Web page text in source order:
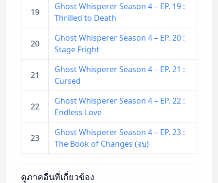
19
Ghost Whisperer Season 4 – EP. 19 :
Thrilled to Death
20
Ghost Whisperer Season 4 – EP. 20 :
Stage Fright
21
Ghost Whisperer Season 4 – EP. 21 :
Cursed
22
Ghost Whisperer Season 4 – EP. 22 :
Endless Love
23
Ghost Whisperer Season 4 – EP. 23 :
The Book of Changes (จบ)
ดูภาคอื่นที่เกี่ยวข้อง